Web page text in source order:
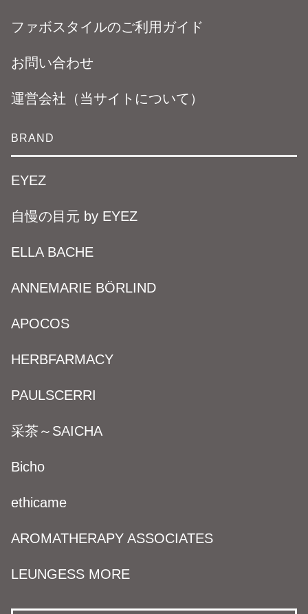
ファボスタイルのご利用ガイド
お問い合わせ
運営会社（当サイトについて）
BRAND
EYEZ
自慢の目元 by EYEZ
ELLA BACHE
ANNEMARIE BÖRLIND
APOCOS
HERBFARMACY
PAULSCERRI
采茶～SAICHA
Bicho
ethicame
AROMATHERAPY ASSOCIATES
LEUNGESS MORE